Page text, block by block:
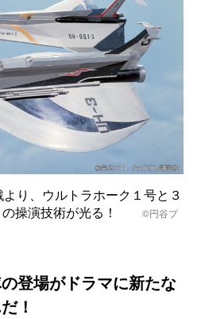
り、ウルトラホーク１号と３
の操演技術が光る！©円谷プ
登場がドラマに新たな
！